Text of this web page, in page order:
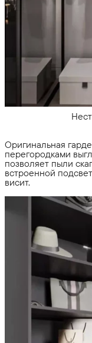
Оригинальная
перегородками
позволяет пыли
встроенной
висит.